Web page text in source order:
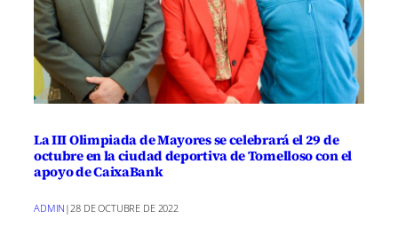
La III Olimpiada de Mayores se celebrará el 29 de
octubre en la ciudad deportiva de Tomelloso con el
apoyo de CaixaBank
ADMIN |28 DE OCTUBRE DE 2022